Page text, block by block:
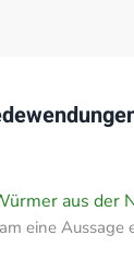
aus der
eine